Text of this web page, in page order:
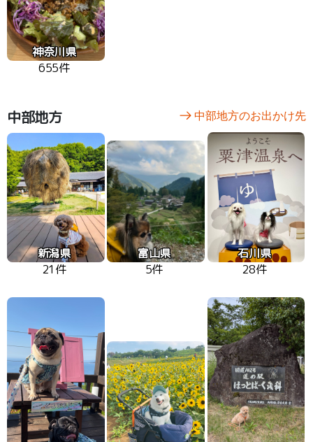
神奈川県
655件
中部地方 中部地方のお出かけ先
新潟県
21件
富山県
5件
石川県
28件